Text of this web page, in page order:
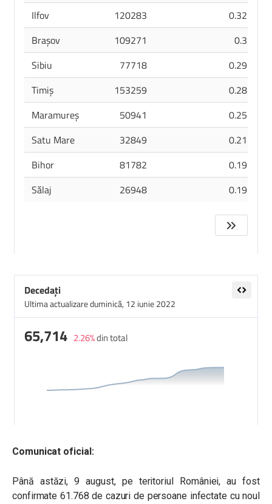
Comunicat oficial:
Până astăzi, 9 august, pe teritoriul României, au fost
confirmate 61.768 de cazuri de persoane infectate cu noul